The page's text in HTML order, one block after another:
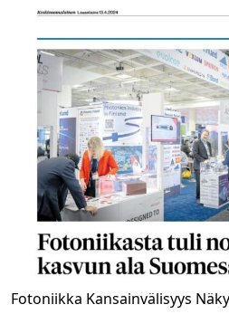
Fotoniikka Kansainvälisyys